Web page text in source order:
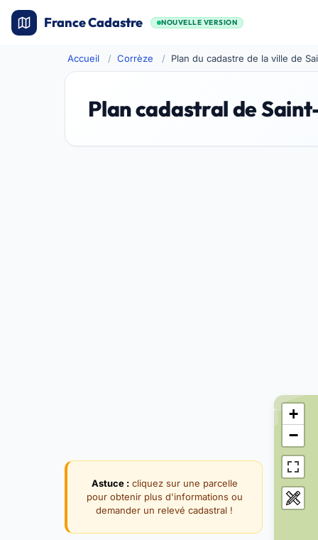
France Cadastre NOUVELLE VERSION
Accueil Corrèze Plan du cadastre de la ville de
Plan cadastral de
Astuce :cliquez sur une parcelle
pour obtenir plus d'informations ou
demander un relevé cadastral !
+
−